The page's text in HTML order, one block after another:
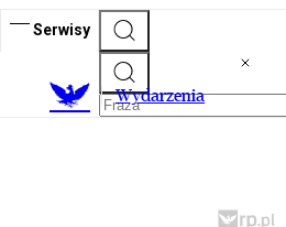
Serwisy
Wydarzenia